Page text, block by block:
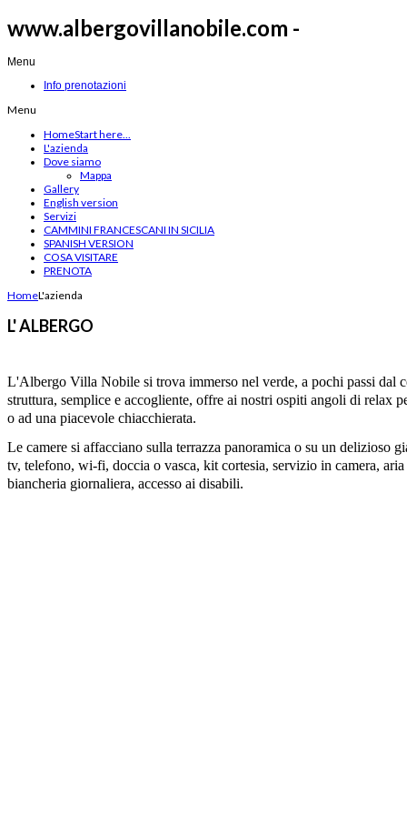
www.albergovillanobile.com -
Menu
Info prenotazioni
Menu
HomeStart here...
L'azienda
Dove siamo
Mappa
Gallery
English version
Servizi
CAMMINI FRANCESCANI IN SICILIA
SPANISH VERSION
COSA VISITARE
PRENOTA
HomeL'azienda
L' ALBERGO
L'Albergo Villa Nobile si trova immerso nel verde, a pochi passi dal
struttura, semplice e accogliente, offre ai nostri ospiti angoli di relax
o ad una piacevole chiacchierata.
Le camere si affacciano sulla terrazza panoramica o su un delizioso
tv, telefono, wi-fi, doccia o vasca, kit cortesia, servizio in camera,
biancheria giornaliera, accesso ai disabili.